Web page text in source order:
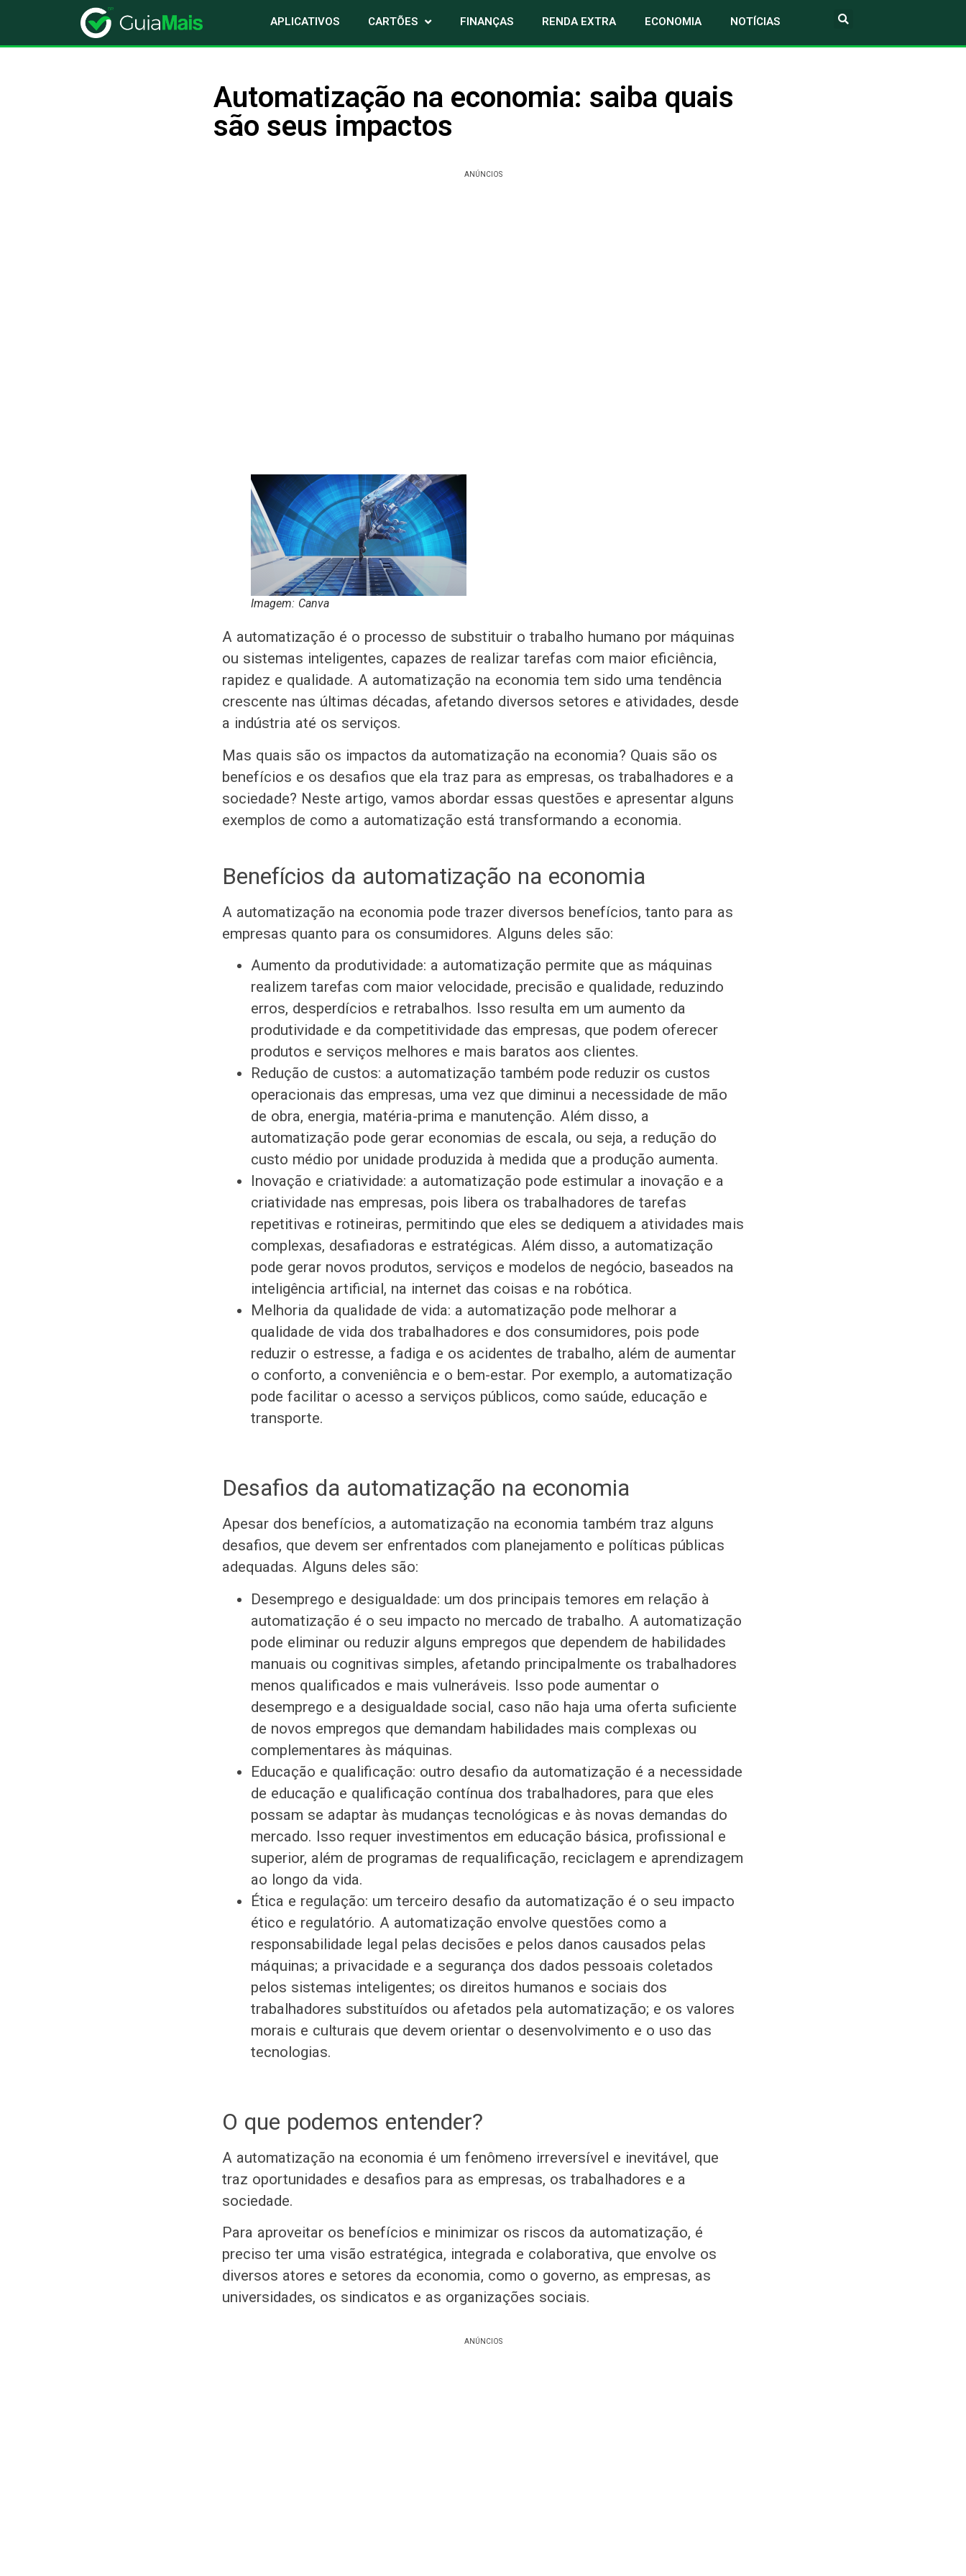
APLICATIVOS CARTÕES FINANÇAS RENDA EXTRA ECONOMIA NOTÍCIAS
Automatização na economia: saiba quais
são seus impactos
ANÚNCIOS
Imagem: Canva
A automatização é o processo de substituir o trabalho humano por máquinas
ou sistemas inteligentes, capazes de realizar tarefas com maior eficiência,
rapidez e qualidade. A automatização na economia tem sido uma tendência
crescente nas últimas décadas, afetando diversos setores e atividades, desde
a indústria até os serviços.
Mas quais são os impactos da automatização na economia? Quais são os
benefícios e os desafios que ela traz para as empresas, os trabalhadores e a
sociedade? Neste artigo, vamos abordar essas questões e apresentar alguns
exemplos de como a automatização está transformando a economia.
Benefícios da automatização na economia
A automatização na economia pode trazer diversos benefícios, tanto para as
empresas quanto para os consumidores. Alguns deles são:
Aumento da produtividade: a automatização permite que as máquinas
realizem tarefas com maior velocidade, precisão e qualidade, reduzindo
erros, desperdícios e retrabalhos. Isso resulta em um aumento da
produtividade e da competitividade das empresas, que podem oferecer
produtos e serviços melhores e mais baratos aos clientes.
Redução de custos: a automatização também pode reduzir os custos
operacionais das empresas, uma vez que diminui a necessidade de mão
de obra, energia, matéria-prima e manutenção. Além disso, a
automatização pode gerar economias de escala, ou seja, a redução do
custo médio por unidade produzida à medida que a produção aumenta.
Inovação e criatividade: a automatização pode estimular a inovação e a
criatividade nas empresas, pois libera os trabalhadores de tarefas
repetitivas e rotineiras, permitindo que eles se dediquem a atividades mais
complexas, desafiadoras e estratégicas. Além disso, a automatização
pode gerar novos produtos, serviços e modelos de negócio, baseados na
inteligência artificial, na internet das coisas e na robótica.
Melhoria da qualidade de vida: a automatização pode melhorar a
qualidade de vida dos trabalhadores e dos consumidores, pois pode
reduzir o estresse, a fadiga e os acidentes de trabalho, além de aumentar
o conforto, a conveniência e o bem-estar. Por exemplo, a automatização
pode facilitar o acesso a serviços públicos, como saúde, educação e
transporte.
Desafios da automatização na economia
Apesar dos benefícios, a automatização na economia também traz alguns
desafios, que devem ser enfrentados com planejamento e políticas públicas
adequadas. Alguns deles são:
Desemprego e desigualdade: um dos principais temores em relação à
automatização é o seu impacto no mercado de trabalho. A automatização
pode eliminar ou reduzir alguns empregos que dependem de habilidades
manuais ou cognitivas simples, afetando principalmente os trabalhadores
menos qualificados e mais vulneráveis. Isso pode aumentar o
desemprego e a desigualdade social, caso não haja uma oferta suficiente
de novos empregos que demandam habilidades mais complexas ou
complementares às máquinas.
Educação e qualificação: outro desafio da automatização é a necessidade
de educação e qualificação contínua dos trabalhadores, para que eles
possam se adaptar às mudanças tecnológicas e às novas demandas do
mercado. Isso requer investimentos em educação básica, profissional e
superior, além de programas de requalificação, reciclagem e aprendizagem
ao longo da vida.
Ética e regulação: um terceiro desafio da automatização é o seu impacto
ético e regulatório. A automatização envolve questões como a
responsabilidade legal pelas decisões e pelos danos causados pelas
máquinas; a privacidade e a segurança dos dados pessoais coletados
pelos sistemas inteligentes; os direitos humanos e sociais dos
trabalhadores substituídos ou afetados pela automatização; e os valores
morais e culturais que devem orientar o desenvolvimento e o uso das
tecnologias.
O que podemos entender?
A automatização na economia é um fenômeno irreversível e inevitável, que
traz oportunidades e desafios para as empresas, os trabalhadores e a
sociedade.
Para aproveitar os benefícios e minimizar os riscos da automatização, é
preciso ter uma visão estratégica, integrada e colaborativa, que envolve os
diversos atores e setores da economia, como o governo, as empresas, as
universidades, os sindicatos e as organizações sociais.
ANÚNCIOS